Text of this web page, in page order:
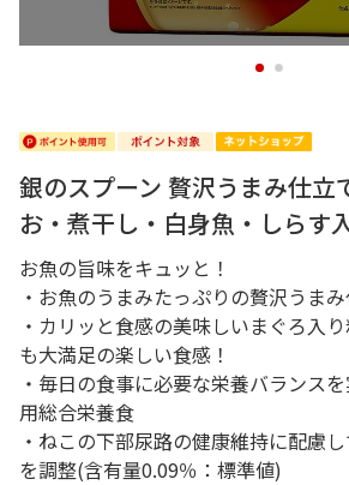
1 2
銀のスプーン 贅沢うまみ仕立
お・煮干し・白身魚・しらす
お魚の旨味をキュッと！
・お魚のうまみたっぷりの贅沢うま
・カリッと食感の美味しいまぐろ入
も大満足の楽しい食感！
・毎日の食事に必要な栄養バランス
用総合栄養食
・ねこの下部尿路の健康維持に配慮
を調整(含有量0.09％：標準値)